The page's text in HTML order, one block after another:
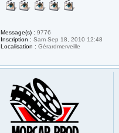
Message(s) : 9776
Inscription : Sam Sep 18, 2010 12:48
Localisation : Gérardmerveille